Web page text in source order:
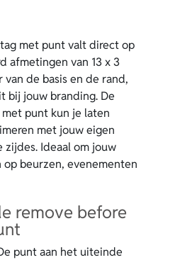
met punt valt direct op
afmetingen van 13 x 3
de basis en de rand,
bij jouw branding. De
punt kun je laten
met jouw eigen
Ideaal om jouw
beurzen, evenementen
remove before
punt aan het uiteinde